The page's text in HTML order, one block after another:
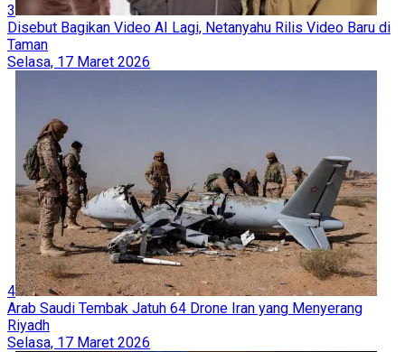
3
Disebut Bagikan Video AI Lagi, Netanyahu Rilis Video Baru di
Taman
Selasa, 17 Maret 2026
4
Arab Saudi Tembak Jatuh 64 Drone Iran yang Menyerang
Riyadh
Selasa, 17 Maret 2026